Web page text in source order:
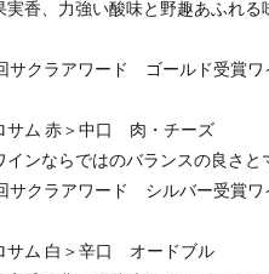
実香、力強い酸味と野趣あふれ
クラアワード ゴールド受賞ワ
サム 赤＞中口 肉・チーズ
インならではのバランスの良さと
クラアワード シルバー受賞ワ
サム 白＞辛口 オードブル